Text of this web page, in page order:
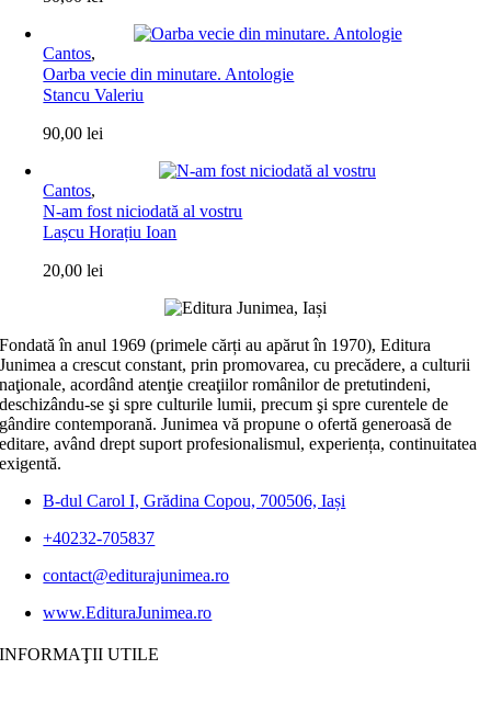
Cantos,
Oarba vecie din minutare. Antologie
Stancu Valeriu
90,00lei
Cantos,
N-am fost niciodată al vostru
Lașcu Horațiu Ioan
20,00lei
Fondată în anul 1969 (primele cărți au apărut în 1970), Editura
Junimea a crescut constant, prin promovarea, cu precădere, a culturii
naţionale, acordând atenţie creaţiilor românilor de pretutindeni,
deschizându-se şi spre culturile lumii, precum şi spre curentele de
gândire contemporană. Junimea vă propune o ofertă generoasă de
editare, având drept suport profesionalismul, experiența, continuitatea
exigentă.
B-dul Carol I, Grădina Copou, 700506, Iași
+40232-705837
contact@editurajunimea.ro
www.EdituraJunimea.ro
INFORMAŢII UTILE